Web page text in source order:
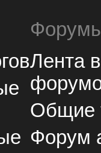
Лента
Общие
Форум